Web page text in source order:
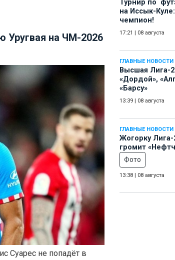
Турнир по
на Иссык-
чемпион!
17:21 08 августа
ГЛАВНЫЕ НОВОСТИ
Высшая Лига-
«Дордой»,
«Барсу»
13:39 08 августа
ГЛАВНЫЕ НОВОСТИ
Жогорку
громит
Фото
13:38 08 августа
Уругвая на ЧМ-2026
Суарес не попадёт в